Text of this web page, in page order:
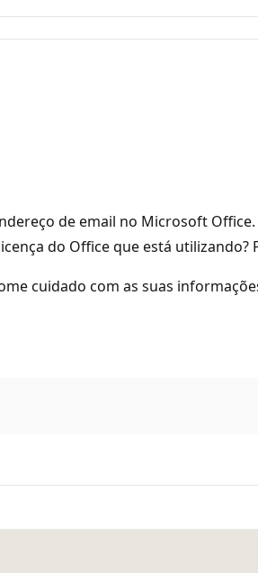
de email no Microsoft
do Office que está utilizando?
cuidado com as suas